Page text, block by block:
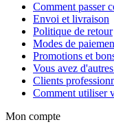
Comment passer
Envoi et livraison
Politique de retour
Modes de
Promotions et
Vous avez
Clients
Comment utiliser
Mon compte